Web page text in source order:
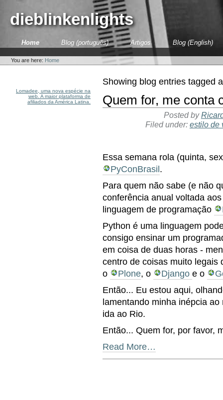
content.dieblinkenlights
SectionsHome Blog (português) Artigos Blog (English)
tools
You are here: Home
Lomadee, uma nova espécie na
web. A maior plataforma de
afiliados da América Latina.
Showing blog entries tagged
Quem for, me conta
Posted by
Filed under: estilo de
Essa semana rola (quinta,
PyConBrasil.
Para quem não sabe (e não
conferência anual voltada
linguagem de programação
Python é uma linguagem
consigo ensinar um
em coisa de duas horas -
centro de coisas muito
o
Plone, o Djangoe o
Então... Eu estou aqui,
lamentando minha inépcia
ida ao Rio.
Então... Quem for, por favor,
Read More…